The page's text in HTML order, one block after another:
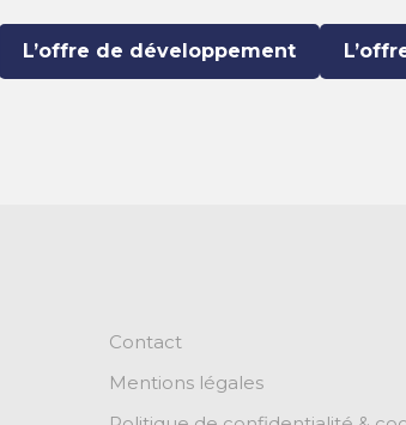
L’offre de développement
Contact
Mentions légales